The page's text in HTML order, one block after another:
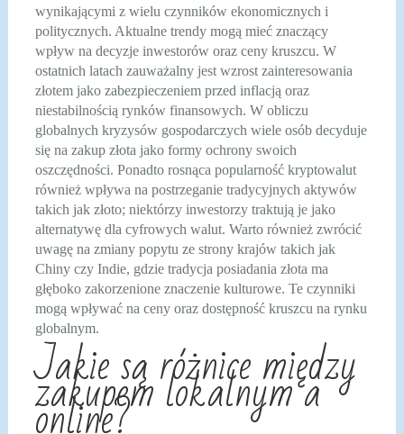
wynikającymi z wielu czynników ekonomicznych i
politycznych. Aktualne trendy mogą mieć znaczący
wpływ na decyzje inwestorów oraz ceny kruszcu. W
ostatnich latach zauważalny jest wzrost zainteresowania
złotem jako zabezpieczeniem przed inflacją oraz
niestabilnością rynków finansowych. W obliczu
globalnych kryzysów gospodarczych wiele osób decyduje
się na zakup złota jako formy ochrony swoich
oszczędności. Ponadto rosnąca popularność kryptowalut
również wpływa na postrzeganie tradycyjnych aktywów
takich jak złoto; niektórzy inwestorzy traktują je jako
alternatywę dla cyfrowych walut. Warto również zwrócić
uwagę na zmiany popytu ze strony krajów takich jak
Chiny czy Indie, gdzie tradycja posiadania złota ma
głęboko zakorzenione znaczenie kulturowe. Te czynniki
mogą wpływać na ceny oraz dostępność kruszcu na rynku
globalnym.
Jakie są różnice między
zakupem lokalnym a